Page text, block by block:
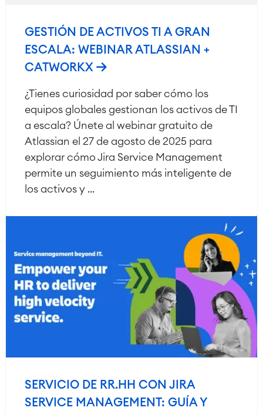
GESTIÓN DE ACTIVOS TI A GRAN
ESCALA: WEBINAR ATLASSIAN +
CATWORKX
¿Tienes curiosidad por saber cómo los
equipos globales gestionan los activos de TI
a escala? Únete al webinar gratuito de
Atlassian el 27 de agosto de 2025 para
explorar cómo Jira Service Management
permite un seguimiento más inteligente de
los activos y ...
SERVICIO DE RR.HH CON JIRA
SERVICE MANAGEMENT: GUÍA Y